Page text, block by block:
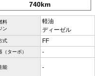
740km
料
ン
軽油
ディーゼル
式 FF
（ターボ） -
能 -